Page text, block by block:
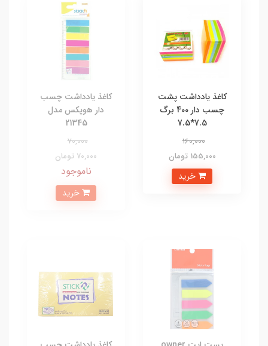
کاغذ یادداشت پشت
چسب دار 400 برگ
7.5*7.5
160,000
155,000 تومان
کاغذ یادداشت چسب
دار هوپکس مدل
21345
70,000
70,000 تومان
ناموجود